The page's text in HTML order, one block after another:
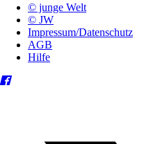
© junge Welt
© JW
Impressum/Datenschutz
AGB
Hilfe